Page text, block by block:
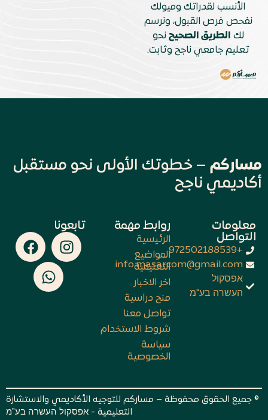
الأنسب لقدراتك وميولك
نفحص فرص القبول، ونرسم
لك الطريق الصحيح نحو
تعليم جامعي ناجح وثابت.
مساركم – خطوتك الأولى نحو مستقبل
أكاديمي ناجح
معلومات
التواصل
+972502188539
info.masarcom@gmail.com
אפסקול
העשרה בע"מ
روابط مهمة
الرئيسية
المواضيع
التعليمية
اخر الاخبار
منح دراسية
تواصل معنا
شروط الاستخدام
سياسة
الخصوصية
تابعونا
© جميع الحقوق محفوظة – مساركم للتوجيه الأكاديمي والاستشارة
التعليمية - אפסקול העשרה בע"מ